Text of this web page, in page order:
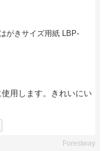
がきサイズ用紙 LBP-
用します。きれいにい
Forestway